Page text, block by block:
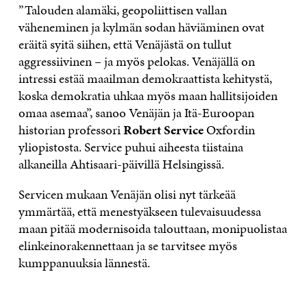
”Talouden alamäki, geopoliittisen vallan
väheneminen ja kylmän sodan häviäminen ovat
eräitä syitä siihen, että Venäjästä on tullut
aggressiivinen – ja myös pelokas. Venäjällä on
intressi estää maailman demokraattista kehitystä,
koska demokratia uhkaa myös maan hallitsijoiden
omaa asemaa”, sanoo Venäjän ja Itä-Euroopan
historian professoriRobert ServiceOxfordin
yliopistosta. Service puhui aiheesta tiistaina
alkaneilla Ahtisaari-päivillä Helsingissä.
Servicen mukaan Venäjän olisi nyt tärkeää
ymmärtää, että menestyäkseen tulevaisuudessa
maan pitää modernisoida talouttaan, monipuolistaa
elinkeinorakennettaan ja se tarvitsee myös
kumppanuuksia lännestä.